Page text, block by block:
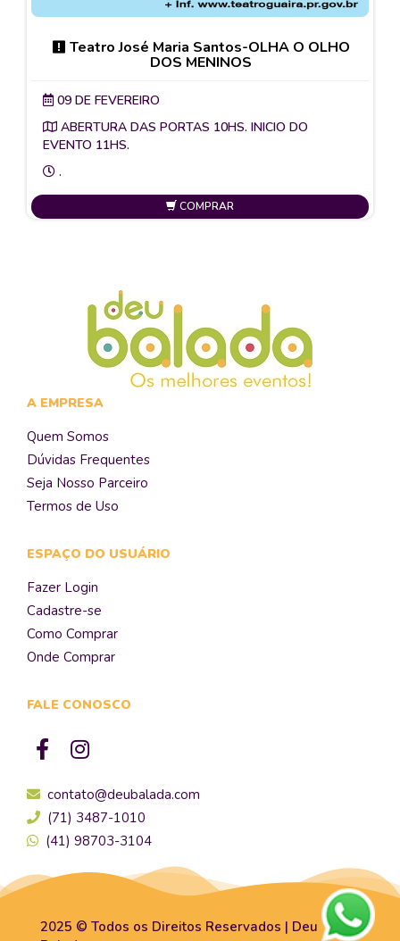
Teatro José Maria Santos-OLHA O OLHO
DOS MENINOS
09 DE FEVEREIRO
ABERTURA DAS PORTAS 10HS. INICIO DO
EVENTO 11HS.
.
COMPRAR
A EMPRESA
Quem Somos
Dúvidas Frequentes
Seja Nosso Parceiro
Termos de Uso
ESPAÇO DO USUÁRIO
Fazer Login
Cadastre-se
Como Comprar
Onde Comprar
FALE CONOSCO
contato@deubalada.com
(71) 3487-1010
(41) 98703-3104
2025 © Todos os Direitos Reservados | Deu